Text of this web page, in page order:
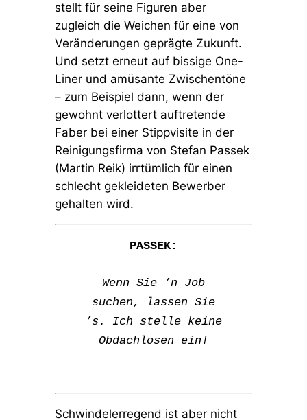
stellt für seine Figuren aber
zugleich die Weichen für eine von
Veränderungen geprägte Zukunft.
Und setzt erneut auf bissige One-
Liner und amüsante Zwischentöne
– zum Beispiel dann, wenn der
gewohnt verlottert auftretende
Faber bei einer Stippvisite in der
Reinigungsfirma von Stefan Passek
(Martin Reik) irrtümlich für einen
schlecht gekleideten Bewerber
gehalten wird.
PASSEK:
Wenn Sie ’n Job
suchen, lassen Sie
’s. Ich stelle keine
Obdachlosen ein!
Schwindelerregend ist aber nicht